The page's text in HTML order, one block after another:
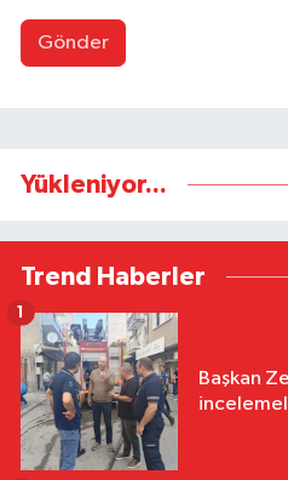
Gönder
Yükleniyor...
Trend Haberler
Başkan
1